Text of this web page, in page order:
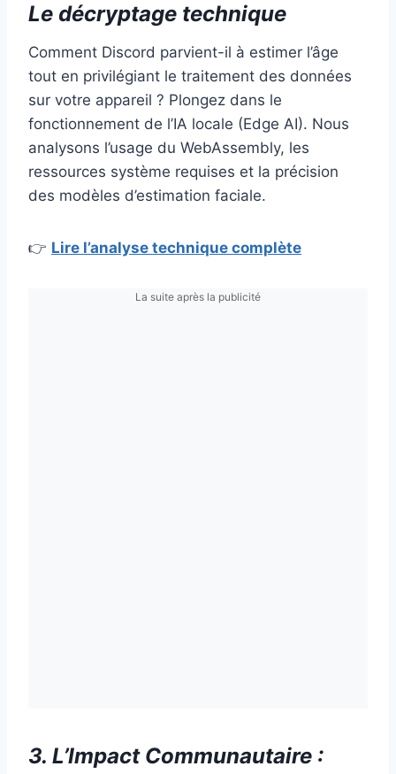
Le décryptage technique
Comment Discord parvient-il à estimer l’âge
tout en privilégiant le traitement des données
sur votre appareil ? Plongez dans le
fonctionnement de l’IA locale (Edge AI). Nous
analysons l’usage du WebAssembly, les
ressources système requises et la précision
des modèles d’estimation faciale.
👉 Lire l’analyse technique complète
La suite après la publicité
3. L’Impact Communautaire :